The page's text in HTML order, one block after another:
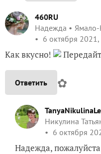
460RU
Надежда
6 октября
Как вкусно!
Ответить ✿
Никулина
6 октября
Надежда,